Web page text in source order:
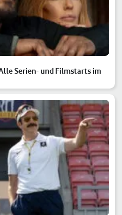
Serien- und Filmstarts im